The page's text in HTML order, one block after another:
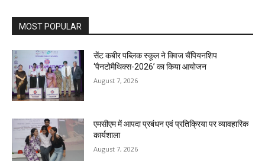
MOST POPULAR
सेंट कबीर पब्लिक स्कूल ने क्विज चैंपियनशिप
‘पैनटोमैथिक्स-2026’ का किया आयोजन
August 7, 2026
एमसीएम में आपदा प्रबंधन एवं प्रतिक्रिया पर व्यावहारिक
कार्यशाला
August 7, 2026